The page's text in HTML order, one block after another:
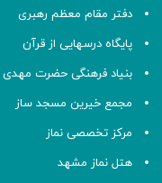
دفتر مقام معظم رهبری
پایگاه درسهایی از قرآن
بنیاد فرهنگی حضرت
مجمع خیرین مسجد ساز
مرکز تخصصی نماز
هتل نماز مشهد